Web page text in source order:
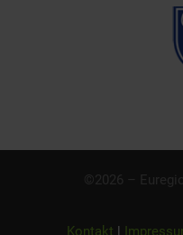
©2026 –
Kontakt |